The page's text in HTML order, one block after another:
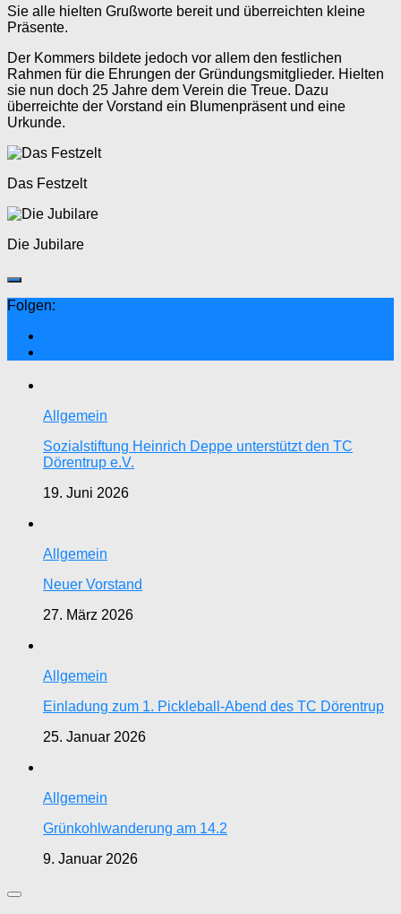
Sie alle hielten Grußworte bereit und überreichten kleine
Präsente.
Der Kommers bildete jedoch vor allem den festlichen
Rahmen für die Ehrungen der Gründungsmitglieder. Hielten
sie nun doch 25 Jahre dem Verein die Treue. Dazu
überreichte der Vorstand ein Blumenpräsent und eine
Urkunde.
Das Festzelt
Die Jubilare
Folgen:
Allgemein
Sozialstiftung Heinrich Deppe unterstützt den TC
Dörentrup e.V.
19. Juni 2026
Allgemein
Neuer Vorstand
27. März 2026
Allgemein
Einladung zum 1. Pickleball-Abend des TC Dörentrup
25. Januar 2026
Allgemein
Grünkohlwanderung am 14.2
9. Januar 2026